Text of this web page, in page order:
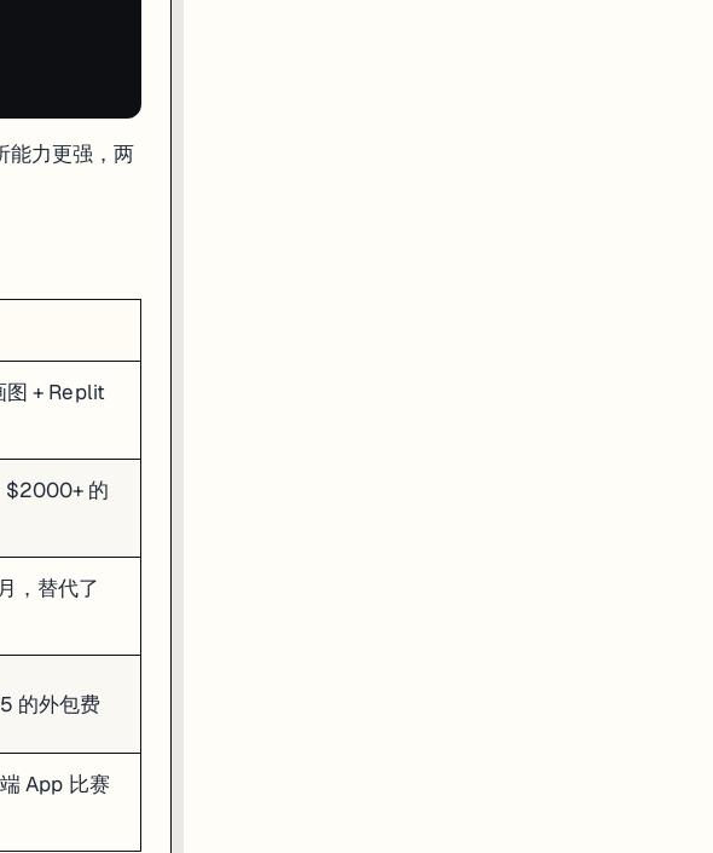
能力更强，两
图 + Replit
$2000+ 的
，替代了
的外包费
App 比赛